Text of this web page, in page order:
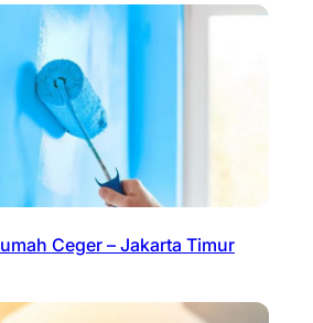
Ceger – Jakarta Timur